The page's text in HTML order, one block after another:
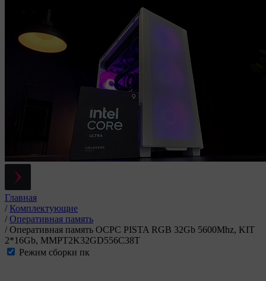
Главная
/ Комплектующие
/ Оперативная память
/ Оперативная память OCPC PISTA RGB 32Gb 5600Mhz, KIT
2*16Gb, MMPT2K32GD556C38T
Режим сборки пк